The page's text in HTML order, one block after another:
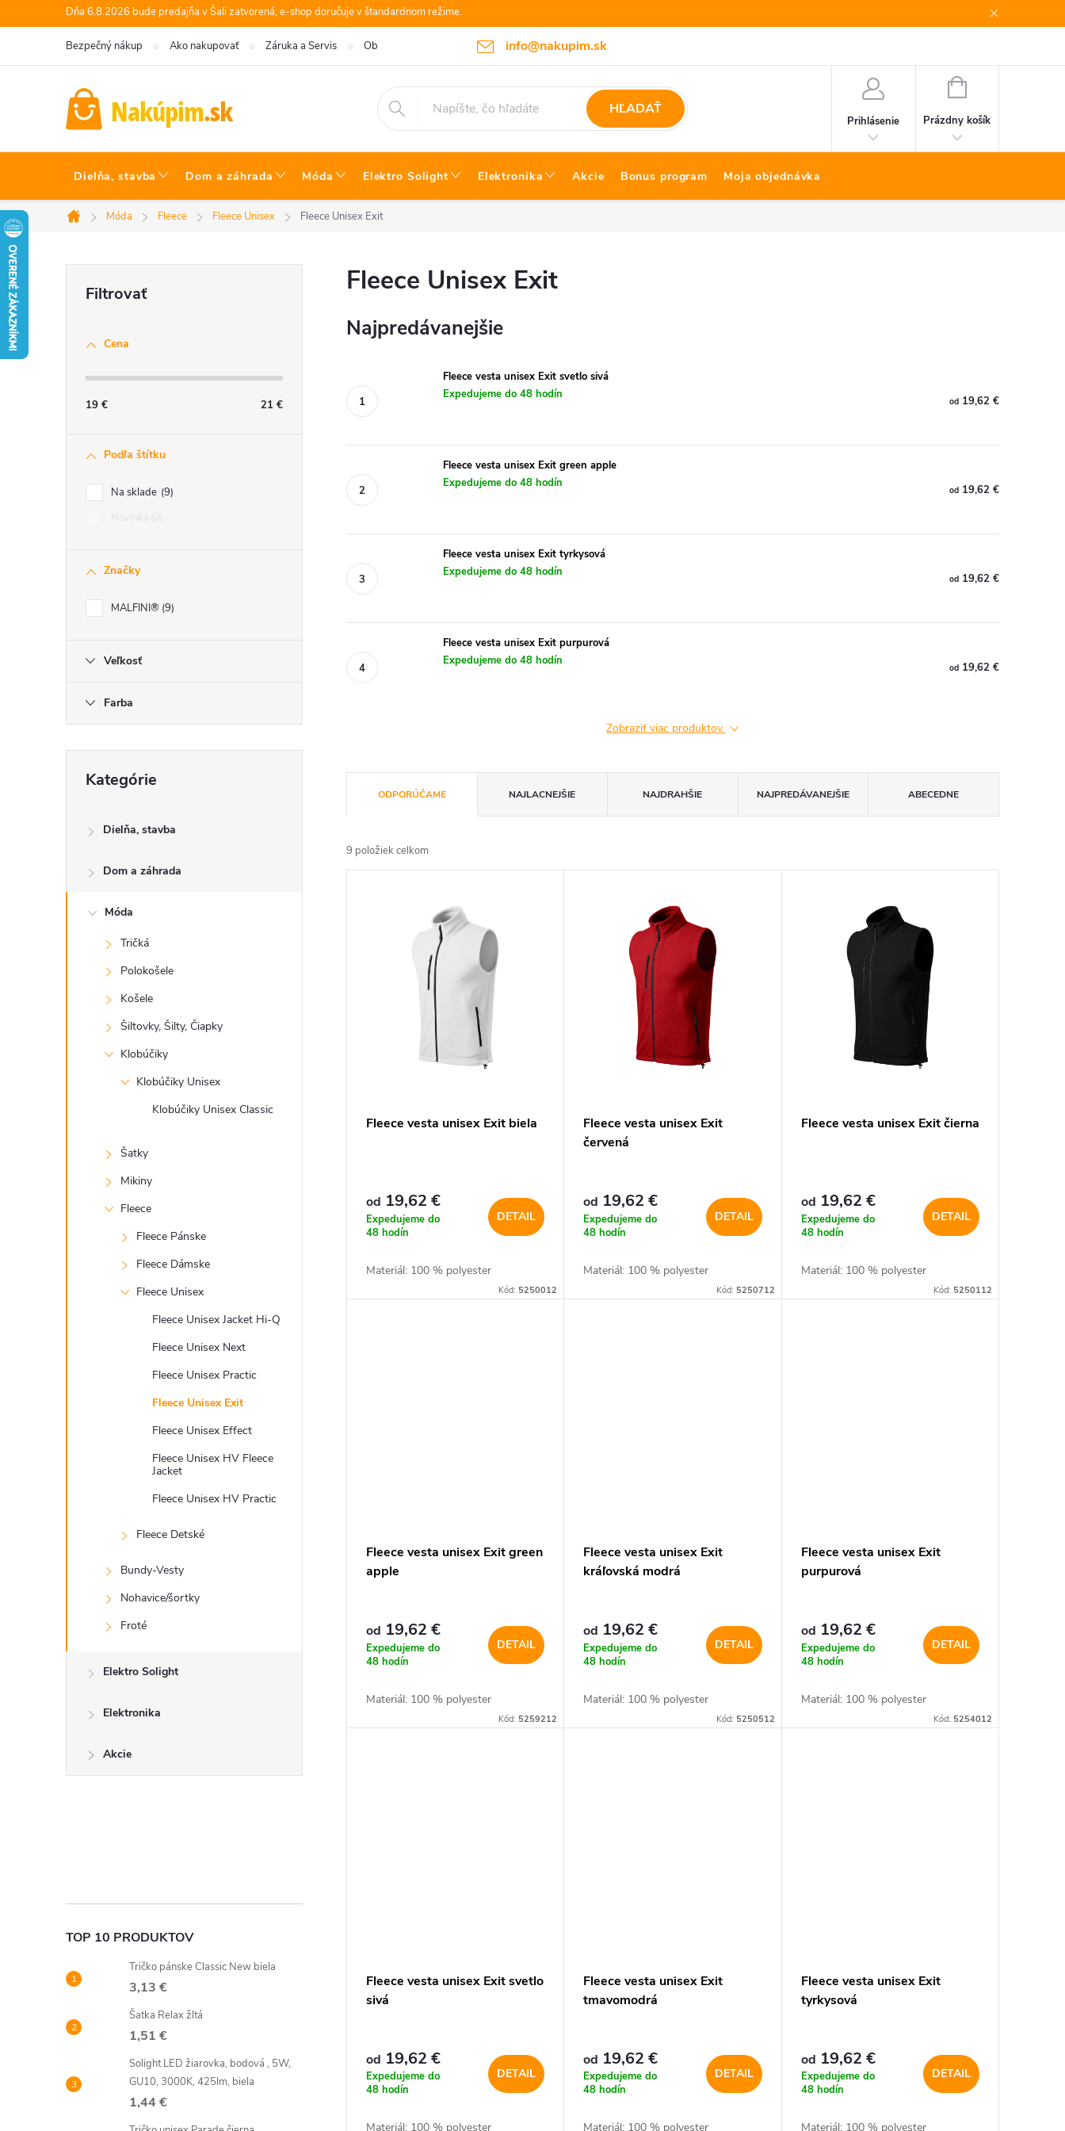
na
Dňa 6.8.2026 bude predajňa v Šali zatvorená, e-shop doručuje v štandardnom režime.
info@nakupim.sk
Bezpečný nákup Ako nakupovať Záruka a Servis Obchodné podmienky Platby a Doprava Blog Bosch náradie
HĽADAŤ
Prihlásenie
NÁKUPNÝ
Prázdny košík
Dielňa, stavba Dom a záhrada Móda Elektro Solight Elektronika Akcie Bonus program Moja objednávka
Domov
Móda Fleece Fleece Unisex Fleece Unisex Exit
Cena
19 € 21 €
Podľa štítku
Na sklade 9
Značky
MALFINI® 9
Veľkosť
Farba
kategórie
Kategórie
Dielňa, stavba
Dom a záhrada
Móda
Tričká
Polokošele
Košele
Šiltovky, Šilty, Čiapky
Klobúčiky
Klobúčiky Unisex
Klobúčiky Unisex Classic
Šatky
Mikiny
Fleece
Fleece Pánske
Fleece Dámske
Fleece Unisex
Fleece Unisex Jacket Hi-Q
Fleece Unisex Next
Fleece Unisex Practic
Fleece Unisex Exit
Fleece Unisex Effect
Fleece Unisex HV Fleece
Jacket
Fleece Unisex HV Practic
Fleece Detské
Bundy-Vesty
Nohavice/šortky
Froté
Elektro Solight
Elektronika
Akcie
TOP 10 PRODUKTOV
Tričko pánske Classic New biela
3,13 €
Šatka Relax žltá
1,51 €
Solight LED žiarovka, bodová , 5W,
GU10, 3000K, 425lm, biela
1,44 €
Fleece Unisex Exit
Najpredávanejšie
Fleece vesta unisex Exit svetlo sivá
Expedujeme do 48 hodín
od 19,62 €
Fleece vesta unisex Exit green apple
Expedujeme do 48 hodín
od 19,62 €
Fleece vesta unisex Exit tyrkysová
Expedujeme do 48 hodín
od 19,62 €
Fleece vesta unisex Exit purpurová
Expedujeme do 48 hodín
od 19,62 €
Zobraziť viac produktov
a
d
t
ODPORÚČAME NAJLACNEJŠIE NAJDRAHŠIE NAJPREDÁVANEJŠIE ABECEDNE
9 položiek celkom
Fleece vesta unisex Exit biela
od 19,62 €
Expedujeme do
48 hodín
DETAIL
Materiál: 100 % polyester
Kód: 5250012
Fleece vesta unisex Exit
červená
od 19,62 €
Expedujeme do
48 hodín
DETAIL
Materiál: 100 % polyester
Kód: 5250712
Fleece vesta unisex Exit čierna
od 19,62 €
Expedujeme do
48 hodín
DETAIL
Materiál: 100 % polyester
Kód: 5250112
Fleece vesta unisex Exit green
apple
od 19,62 €
Expedujeme do
48 hodín
DETAIL
Materiál: 100 % polyester
Kód: 5259212
Fleece vesta unisex Exit
kráľovská modrá
od 19,62 €
Expedujeme do
48 hodín
DETAIL
Materiál: 100 % polyester
Kód: 5250512
Fleece vesta unisex Exit
purpurová
od 19,62 €
Expedujeme do
48 hodín
DETAIL
Materiál: 100 % polyester
Kód: 5254012
Fleece vesta unisex Exit svetlo
sivá
od 19,62 €
Expedujeme do
48 hodín
DETAIL
Materiál: 100 % polyester
Fleece vesta unisex Exit
tmavomodrá
od 19,62 €
Expedujeme do
48 hodín
DETAIL
Materiál: 100 % polyester
Fleece vesta unisex Exit
tyrkysová
od 19,62 €
Expedujeme do
48 hodín
DETAIL
Materiál: 100 % polyester